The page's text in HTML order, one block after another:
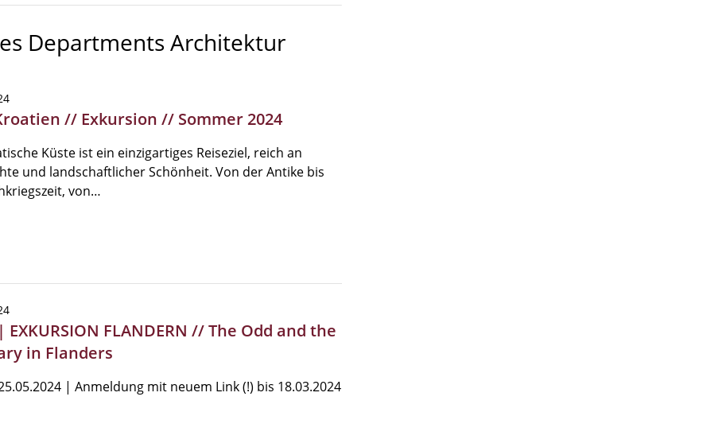
Departments Architektur
// Exkursion // Sommer 2024
Küste ist ein einzigartiges Reiseziel, reich an
und landschaftlicher Schönheit. Von der Antike bis
von…
EXKURSION FLANDERN // The Odd and the
in Flanders
| Anmeldung mit neuem Link (!) bis 18.03.2024